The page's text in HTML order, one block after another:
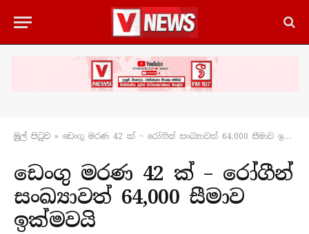
මුල් පිටු​ව » ඩෙංගු මරණ 42 ක් – රෝගීන් සංඛ්‍යාවත් 64,000 සීමාව ඉක්මවයි
ඩෙංගු මරණ 42 ක් – රෝගීන්
සංඛ්‍යාවත් 64,000 සීමාව
ඉක්මවයි